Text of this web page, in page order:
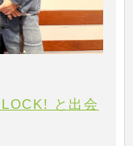
と出会